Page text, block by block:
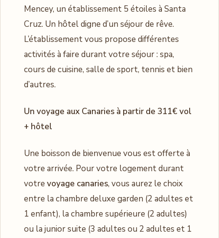
Mencey, un établissement 5 étoiles à Santa
Cruz. Un hôtel digne d’un séjour de rêve.
L’établissement vous propose différentes
activités à faire durant votre séjour : spa,
cours de cuisine, salle de sport, tennis et bien
d’autres.
Un voyage aux Canaries à partir de 311€ vol
+ hôtel
Une boisson de bienvenue vous est offerte à
votre arrivée. Pour votre logement durant
votre voyage canaries, vous aurez le choix
entre la chambre deluxe garden (2 adultes et
1 enfant), la chambre supérieure (2 adultes)
ou la junior suite (3 adultes ou 2 adultes et 1